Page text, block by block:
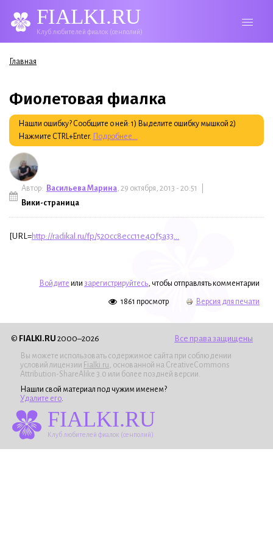
FIALKI.RU
Клуб любителей фиалок (сенполий)
Вы здесь
Главная
Фиолетовая фиалка
Нашли ошибку? Сообщите о ней: 1) Выделите ошибку мышкой 2)
Нажмите CTRL+Enter. Подробнее...
Автор: Васильева Марина, 29 октября, 2013 - 20:51 |
Вики-страница
[URL=http://radikal.ru/fp/520cc8ecc11e40f5a33...
Войдите или зарегистрируйтесь, чтобы отправлять комментарии
1861 просмотр Версия для печати
© FIALKI.RU 2000–2026 Все права защищены
Вы можете использовать содержимое сайта при соблюдении
условий лицензии Fialki.ru , основанной на CreativeCommons
Attribution-ShareAlike 3.0 или более поздней версии.
Нашли свой материал под чужим именем?
Удалите его
FIALKI.RU
Клуб любителей фиалок (сенполий)